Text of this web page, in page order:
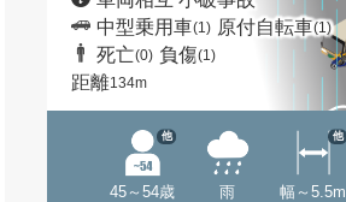
中型乗用車(1) 原付自転車(1)
死亡(0) 負傷(1)
距離134m
45～54歳
他
雨 幅～5.5m
他